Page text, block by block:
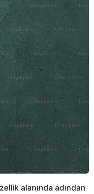
alanında adından